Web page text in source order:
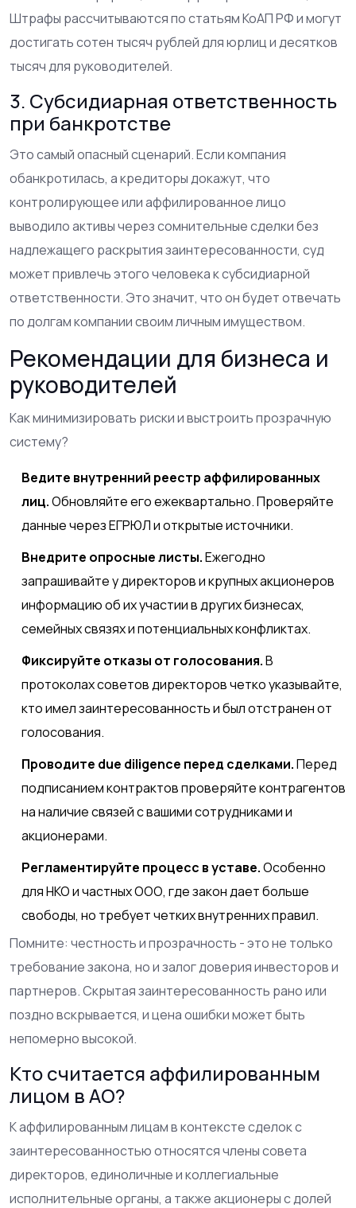
Штрафы рассчитываются по статьям КоАП РФ и могут
достигать сотен тысяч рублей для юрлиц и десятков
тысяч для руководителей.
3. Субсидиарная ответственность
при банкротстве
Это самый опасный сценарий. Если компания
обанкротилась, а кредиторы докажут, что
контролирующее или аффилированное лицо
выводило активы через сомнительные сделки без
надлежащего раскрытия заинтересованности, суд
может привлечь этого человека к субсидиарной
ответственности. Это значит, что он будет отвечать
по долгам компании своим личным имуществом.
Рекомендации для бизнеса и
руководителей
Как минимизировать риски и выстроить прозрачную
систему?
Ведите внутренний реестр аффилированных
лиц.Обновляйте его ежеквартально. Проверяйте
данные через ЕГРЮЛ и открытые источники.
Внедрите опросные листы.Ежегодно
запрашивайте у директоров и крупных акционеров
информацию об их участии в других бизнесах,
семейных связях и потенциальных конфликтах.
Фиксируйте отказы от голосования.В
протоколах советов директоров четко указывайте,
кто имел заинтересованность и был отстранен от
голосования.
Проводите due diligence перед сделками.Перед
подписанием контрактов проверяйте контрагентов
на наличие связей с вашими сотрудниками и
акционерами.
Регламентируйте процесс в уставе.Особенно
для НКО и частных ООО, где закон дает больше
свободы, но требует четких внутренних правил.
Помните: честность и прозрачность - это не только
требование закона, но и залог доверия инвесторов и
партнеров. Скрытая заинтересованность рано или
поздно вскрывается, и цена ошибки может быть
непомерно высокой.
Кто считается аффилированным
лицом в АО?
К аффилированным лицам в контексте сделок с
заинтересованностью относятся члены совета
директоров, единоличные и коллегиальные
исполнительные органы, а также акционеры с долей